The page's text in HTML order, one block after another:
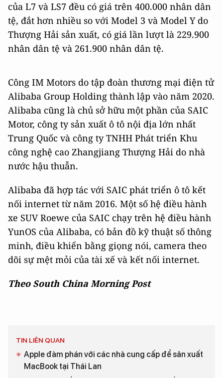
của L7 và LS7 đều có giá trên 400.000 nhân dân
tệ, đắt hơn nhiều so với Model 3 và Model Y do
Thượng Hải sản xuất, có giá lần lượt là 229.900
nhân dân tệ và 261.900 nhân dân tệ.
Công IM Motors do tập đoàn thương mại điện tử
Alibaba Group Holding thành lập vào năm 2020.
Alibaba cũng là chủ sở hữu một phần của SAIC
Motor, công ty sản xuất ô tô nội địa lớn nhất
Trung Quốc và công ty TNHH Phát triển Khu
công nghệ cao Zhangjiang Thượng Hải do nhà
nước hậu thuẫn.
Alibaba đã hợp tác với SAIC phát triển ô tô kết
nối internet từ năm 2016. Một số hệ điều hành
xe SUV Roewe của SAIC chạy trên hệ điều hành
YunOS của Alibaba, có bản đồ kỹ thuật số thông
minh, điều khiển bằng giọng nói, camera theo
dõi sự mệt mỏi của tài xế và kết nối internet.
Theo South China Morning Post
TIN LIÊN QUAN
Apple đàm phán với các nhà cung cấp để sản xuất
MacBook tại Thái Lan